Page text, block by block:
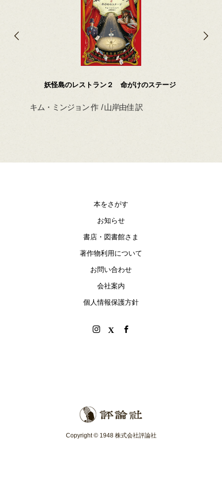
妖怪島のレストラン２ 命がけのステージ
キム・ミンジョン 作 / 山岸由佳 訳
本をさがす
お知らせ
書店・図書館さま
著作物利用について
お問い合わせ
会社案内
個人情報保護方針
Copyright © 1948 株式会社評論社